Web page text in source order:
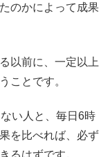
のかによって成果
以前に、一定以上
ことです。
い人と、毎日6時
を比べれば、必ず
るはずです。